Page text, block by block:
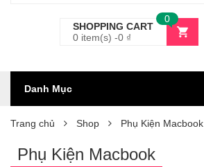
SHOPPING CART
0 item(s) -0 ₫
0
Danh Mục
Trang chủ Shop Phụ Kiện Macbook
Phụ Kiện Macbook